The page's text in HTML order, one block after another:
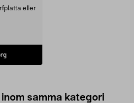
eller
samma kategori